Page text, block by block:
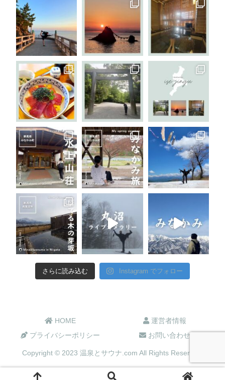
さらに読み込む Instagram でフォロー
HOME
運営者情報
プライバシーポリシー
お問い合わせ
Copyright © 2023 温泉とサウナ.com All Rights Reserved.